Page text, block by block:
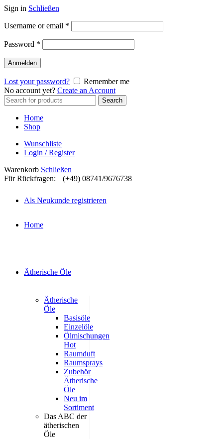
Sign in Schließen
Username or email *
Password *
Anmelden
Lost your password?
Remember me
No account yet? Create an Account
Search
for:
Search
Home
Shop
Wunschliste
Login / Register
Warenkorb Schließen
Für Rückfragen:
(+49) 08741/9676738
Als Neukunde registrieren
Home
Ätherische Öle
Ätherische
Öle
Basisöle
Einzelöle
Ölmischungen
Hot
Raumduft
Raumsprays
Zubehör
Ätherische
Öle
Neu im
Sortiment
Das ABC der
ätherischen
Öle